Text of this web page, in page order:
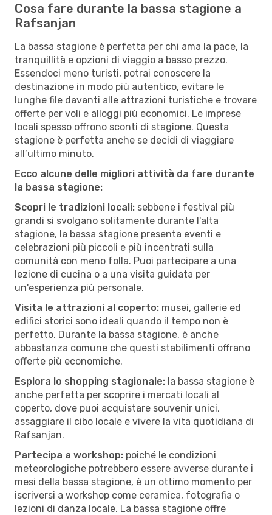
Cosa fare durante la bassa stagione a
Rafsanjan
La bassa stagione è perfetta per chi ama la pace, la
tranquillità e opzioni di viaggio a basso prezzo.
Essendoci meno turisti, potrai conoscere la
destinazione in modo più autentico, evitare le
lunghe file davanti alle attrazioni turistiche e trovare
offerte per voli e alloggi più economici. Le imprese
locali spesso offrono sconti di stagione. Questa
stagione è perfetta anche se decidi di viaggiare
all’ultimo minuto.
Ecco alcune delle migliori attività da fare durante
la bassa stagione:
Scopri le tradizioni locali: sebbene i festival più
grandi si svolgano solitamente durante l'alta
stagione, la bassa stagione presenta eventi e
celebrazioni più piccoli e più incentrati sulla
comunità con meno folla. Puoi partecipare a una
lezione di cucina o a una visita guidata per
un'esperienza più personale.
Visita le attrazioni al coperto: musei, gallerie ed
edifici storici sono ideali quando il tempo non è
perfetto. Durante la bassa stagione, è anche
abbastanza comune che questi stabilimenti offrano
offerte più economiche.
Esplora lo shopping stagionale: la bassa stagione è
anche perfetta per scoprire i mercati locali al
coperto, dove puoi acquistare souvenir unici,
assaggiare il cibo locale e vivere la vita quotidiana di
Rafsanjan.
Partecipa a workshop: poiché le condizioni
meteorologiche potrebbero essere avverse durante i
mesi della bassa stagione, è un ottimo momento per
iscriversi a workshop come ceramica, fotografia o
lezioni di danza locale. La bassa stagione offre